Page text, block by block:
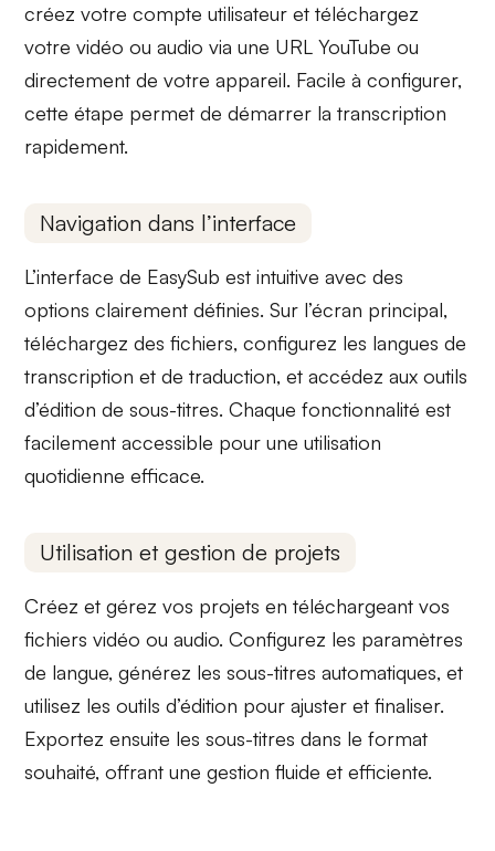
créez votrecompte utilisateur et téléchargez
votre vidéo ou audio via une URL YouTube ou
directement de votre appareil. Facile à configurer,
cette étape permet de démarrer la transcription
rapidement.
Navigation dans l’interface
L’interface de EasySub est intuitive avec des
options clairement définies. Sur l’écran principal,
téléchargez des fichiers, configurez les langues de
transcription et de traduction, et accédez auxoutils
d’édition de sous-titres. Chaque fonctionnalité est
facilement accessible pour une utilisation
quotidienne efficace.
Utilisation et gestion de projets
Créez et gérez vos projets en téléchargeant vos
fichiers vidéo ou audio. Configurez les paramètres
de langue, générez lessous-titres automatiques, et
utilisez les outils d’édition pour ajuster et finaliser.
Exportez ensuite les sous-titres dans le format
souhaité, offrant une gestion fluide et efficiente.